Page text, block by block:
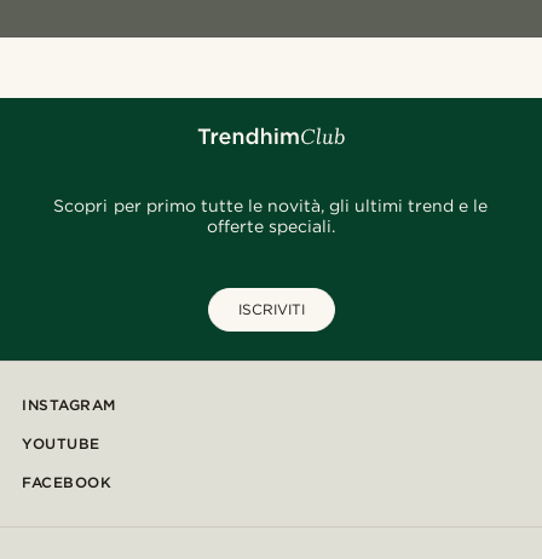
Scopri per primo tutte le novità, gli ultimi trend e le
offerte speciali.
ISCRIVITI
INSTAGRAM
YOUTUBE
FACEBOOK